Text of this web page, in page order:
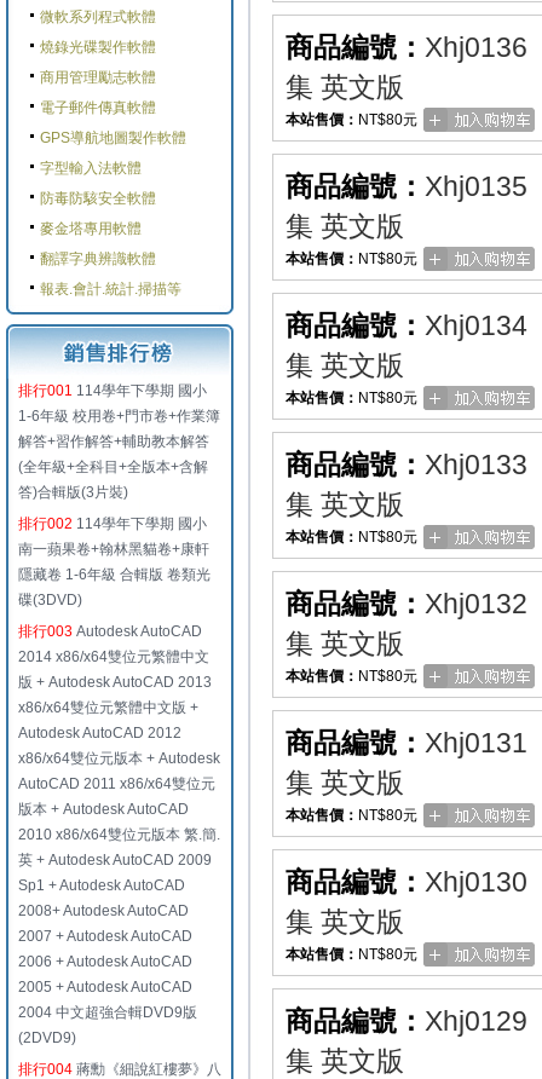
微軟系列程式軟體
燒錄光碟製作軟體
商用管理勵志軟體
電子郵件傳真軟體
GPS導航地圖製作軟體
字型輸入法軟體
防毒防駭安全軟體
麥金塔專用軟體
翻譯字典辨識軟體
報表.會計.統計.掃描等
排行001 114學年下學期 國小
1-6年級 校用卷+門市卷+作業簿
解答+習作解答+輔助教本解答
(全年級+全科目+全版本+含解
答)合輯版(3片裝)
排行002 114學年下學期 國小
南一蘋果卷+翰林黑貓卷+康軒
隱藏卷 1-6年級 合輯版 卷類光
碟(3DVD)
排行003 Autodesk AutoCAD
2014 x86/x64雙位元繁體中文
版 + Autodesk AutoCAD 2013
x86/x64雙位元繁體中文版 +
Autodesk AutoCAD 2012
x86/x64雙位元版本 + Autodesk
AutoCAD 2011 x86/x64雙位元
版本 + Autodesk AutoCAD
2010 x86/x64雙位元版本 繁.簡.
英 + Autodesk AutoCAD 2009
Sp1 + Autodesk AutoCAD
2008+ Autodesk AutoCAD
2007 + Autodesk AutoCAD
2006 + Autodesk AutoCAD
2005 + Autodesk AutoCAD
2004 中文超強合輯DVD9版
(2DVD9)
排行004 蔣勳《細說紅樓夢》八
商品編號： Xhj0136
集 英文版
本站售價： NT$80元
商品編號： Xhj0135
集 英文版
本站售價： NT$80元
商品編號： Xhj0134
集 英文版
本站售價： NT$80元
商品編號： Xhj0133
集 英文版
本站售價： NT$80元
商品編號： Xhj0132
集 英文版
本站售價： NT$80元
商品編號： Xhj0131
集 英文版
本站售價： NT$80元
商品編號： Xhj0130
集 英文版
本站售價： NT$80元
商品編號： Xhj0129
集 英文版